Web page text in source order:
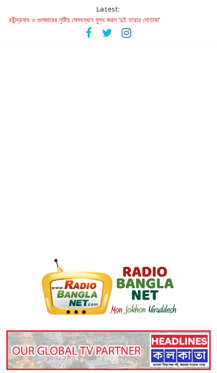
Latest:
রবীন্দ্রনাথ ও গুলজারের সৃষ্টির মেলবন্ধনে মুগ্ধ করল ‘দুই তারার দোতারা’
কলের গান থেকে রীলস্ — বাঙালির গান শোনার বিবর্তনের গল্প
জগন্নাথমঙ্গলম্ — বাংলায় প্রথমবার মঞ্চে এবার রথযাত্রার উদযাপন